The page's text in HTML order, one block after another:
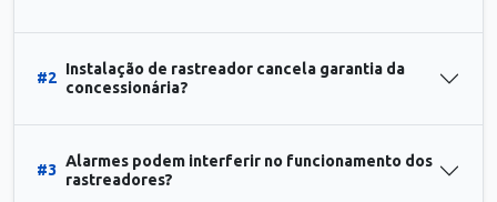
#2
Instalação de rastreador cancela garantia da
concessionária?
#3
Alarmes podem interferir no funcionamento dos
rastreadores?